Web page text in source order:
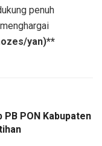
penuh
yan)**
PON Kabupaten